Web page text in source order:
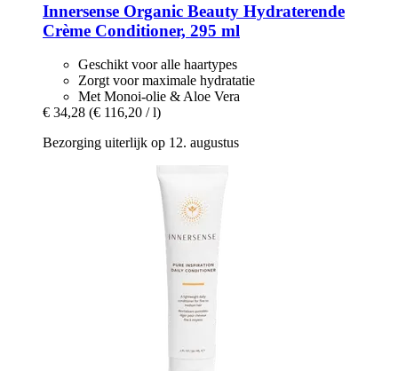
Innersense Organic Beauty Hydraterende
Crème Conditioner, 295 ml
Geschikt voor alle haartypes
Zorgt voor maximale hydratatie
Met Monoi-olie & Aloe Vera
€ 34,28 (€ 116,20 / l)
Bezorging uiterlijk op 12. augustus